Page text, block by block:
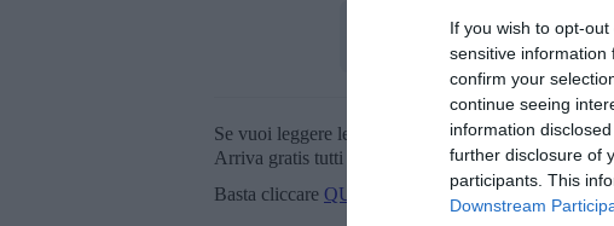
If you wish to opt-
sensitive information
confirm your
continue seeing
information
further disclosure of
participants. This
Downstream
Se vuoi leggere le notizie principali della Toscana
Arriva gratis tutti i giorni alle 20:00 direttamente
Basta cliccare QUI